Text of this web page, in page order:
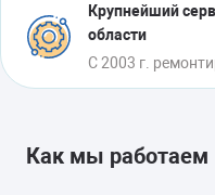
Крупнейший
области
С 2003 г.
Как мы работаем